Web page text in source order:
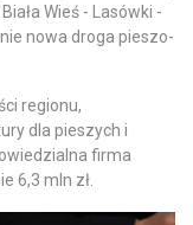
Wieś - Lasówki -
nowa droga pieszo-
regionu,
dla pieszych i
firma
6,3 mln zł.